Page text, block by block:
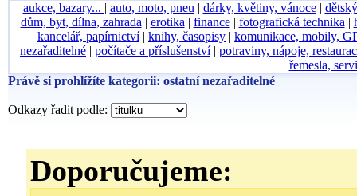
aukce, bazary... | auto, moto, pneu | dárky, květiny, vánoce|
dům, byt, dílna, zahrada | erotika | finance| fotografická technika |
kancelář, papírnictví| knihy, časopisy | komunikace, mobily,
nezařaditelné | počítače a příslušenství| potraviny, nápoje,
řemesla,
Právě si prohlížíte kategorii: ostatní nezařaditelné
Odkazy řadit podle:
Doporučujeme: